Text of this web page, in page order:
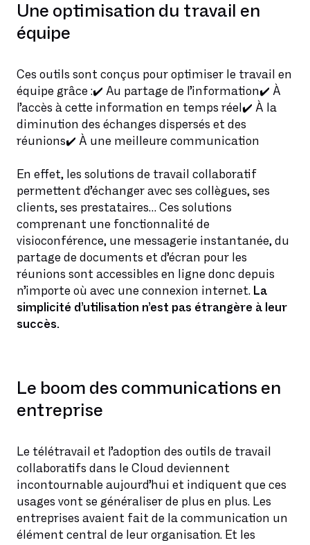
Une optimisation du travail en
équipe
Ces outils sont conçus pour optimiser le travail en
équipe grâce :✔️ Au partage de l’information✔️ À
l’accès à cette information en temps réel✔️ À la
diminution des échanges dispersés et des
réunions✔️ À une meilleure communication
En effet, les solutions de travail collaboratif
permettent d’échanger avec ses collègues, ses
clients, ses prestataires… Ces solutions
comprenant une fonctionnalité de
visioconférence, une messagerie instantanée, du
partage de documents et d’écran pour les
réunions sont accessibles en ligne donc depuis
n’importe où avec une connexion internet. La
simplicité d’utilisation n’est pas étrangère à leur
succès.
Le boom des communications en
entreprise
Le télétravail et l’adoption des outils de travail
collaboratifs dans le Cloud deviennent
incontournable aujourd’hui et indiquent que ces
usages vont se généraliser de plus en plus. Les
entreprises avaient fait de la communication un
élément central de leur organisation. Et les